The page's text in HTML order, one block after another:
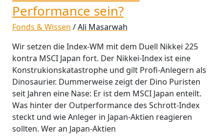
Performance sein?
Fonds & Wissen /Ali Masarwah
Wir setzen die Index‑WM mit dem Duell Nikkei 225
kontra MSCI Japan fort. Der Nikkei‑Index ist eine
Konstrukionskatastrophe und gilt Profi‑Anlegern als
Dinosaurier. Dummerweise zeigt der Dino Puristen
seit Jahren eine Nase: Er ist dem MSCI Japan enteilt.
Was hinter der Outperformance des Schrott‑Index
steckt und wie Anleger in Japan-Aktien reagieren
sollten. Wer an Japan‑Aktien